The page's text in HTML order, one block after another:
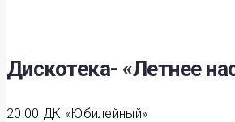
Дискотека- «Летнее
20:00 ДК «Юбилейный»